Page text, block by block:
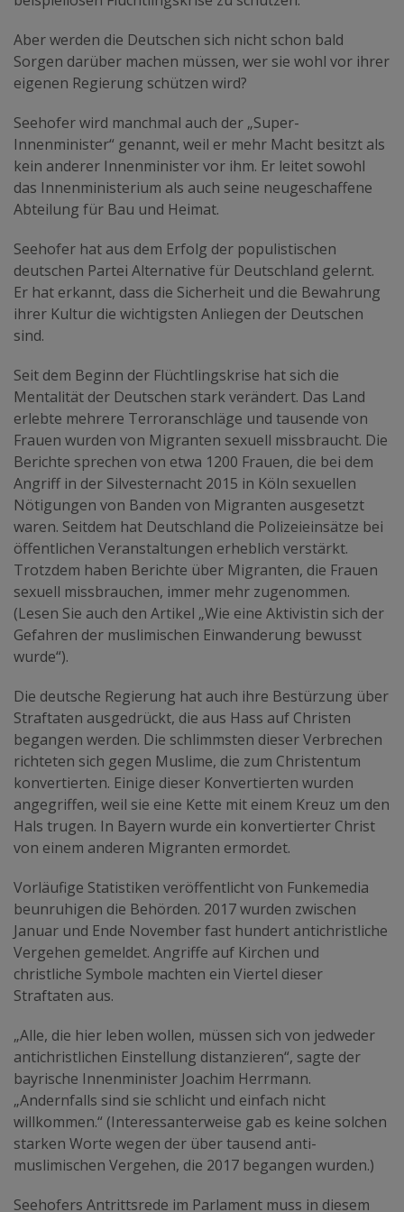
Aber werden die Deutschen sich nicht schon bald
Sorgen darüber machen müssen, wer sie wohl vor ihrer
eigenen Regierung schützen wird?
Seehofer wird manchmal auch der „Super-
Innenminister“ genannt, weil er mehr Macht besitzt als
kein anderer Innenminister vor ihm. Er leitet sowohl
das Innenministerium als auch seine neugeschaffene
Abteilung für Bau und Heimat.
Seehofer hat aus dem Erfolg der populistischen
deutschen Partei Alternative für Deutschland gelernt.
Er hat erkannt, dass die Sicherheit und die Bewahrung
ihrer Kultur die wichtigsten Anliegen der Deutschen
sind.
Seit dem Beginn der Flüchtlingskrise hat sich die
Mentalität der Deutschen stark verändert. Das Land
erlebte mehrere Terroranschläge und tausende von
Frauen wurden von Migranten sexuell missbraucht. Die
Berichte sprechen von etwa 1200 Frauen, die bei dem
Angriff in der Silvesternacht 2015 in Köln sexuellen
Nötigungen von Banden von Migranten ausgesetzt
waren. Seitdem hat Deutschland die Polizeieinsätze bei
öffentlichen Veranstaltungen erheblich verstärkt.
Trotzdem haben Berichte über Migranten, die Frauen
sexuell missbrauchen, immer mehr zugenommen.
(Lesen Sie auch den Artikel „Wie eine Aktivistin sich der
Gefahren der muslimischen Einwanderung bewusst
wurde“).
Die deutsche Regierung hat auch ihre Bestürzung über
Straftaten ausgedrückt, die aus Hass auf Christen
begangen werden. Die schlimmsten dieser Verbrechen
richteten sich gegen Muslime, die zum Christentum
konvertierten. Einige dieser Konvertierten wurden
angegriffen, weil sie eine Kette mit einem Kreuz um den
Hals trugen. In Bayern wurde ein konvertierter Christ
von einem anderen Migranten ermordet.
Vorläufige Statistiken veröffentlicht von Funkemedia
beunruhigen die Behörden. 2017 wurden zwischen
Januar und Ende November fast hundert antichristliche
Vergehen gemeldet. Angriffe auf Kirchen und
christliche Symbole machten ein Viertel dieser
Straftaten aus.
„Alle, die hier leben wollen, müssen sich von jedweder
antichristlichen Einstellung distanzieren“, sagte der
bayrische Innenminister Joachim Herrmann.
„Andernfalls sind sie schlicht und einfach nicht
willkommen.“ (Interessanterweise gab es keine solchen
starken Worte wegen der über tausend anti-
muslimischen Vergehen, die 2017 begangen wurden.)
Seehofers Antrittsrede im Parlament muss in diesem